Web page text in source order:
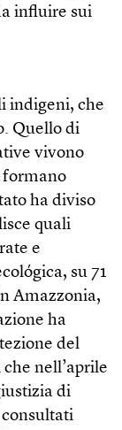
influire sui
indigeni, che
Quello di
vivono
formano
ha diviso
quali
e
su 71
Amazzonia,
ha
del
nell’aprile
di
consultati